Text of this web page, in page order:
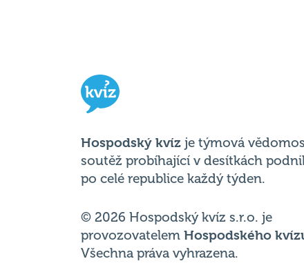
Hospodský kvíz je týmová
soutěž probíhající v desítkách
po celé republice každý týden.
© 2026 Hospodský kvíz s.r.o. je
provozovatelem Hospodského
Všechna práva vyhrazena.